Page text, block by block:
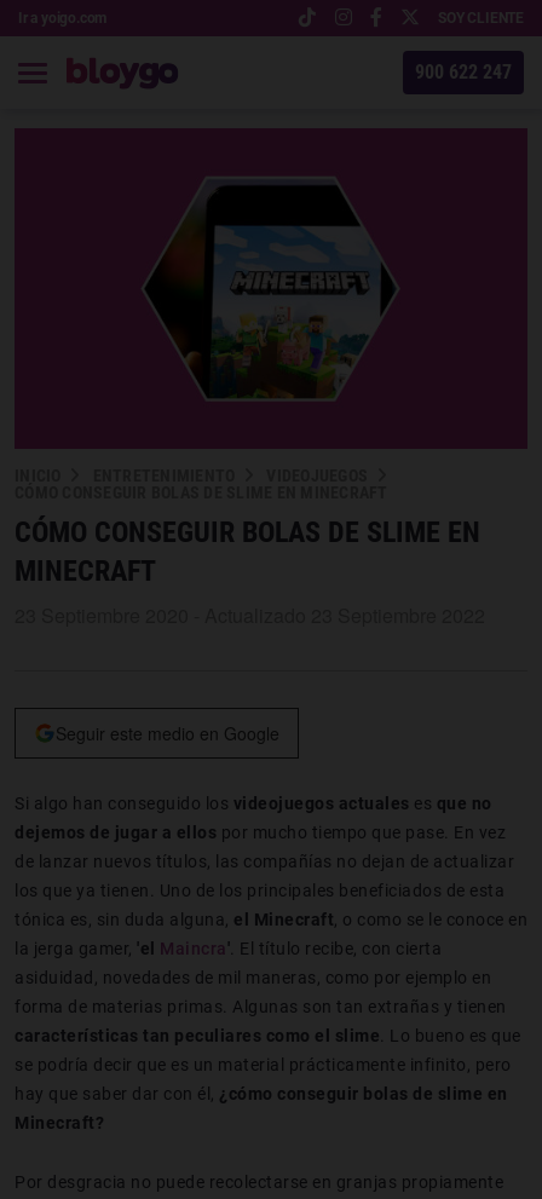
Ir a yoigo.com SOY CLIENTE
900 622 247
CÓMO CONSEGUIR BOLAS DE SLIME EN
MINECRAFT
Seguir este medio en Google
Si algo han conseguido los videojuegos actuales es que no
dejemos de jugar a ellos por mucho tiempo que pase. En vez
de lanzar nuevos títulos, las compañías no dejan de actualizar
los que ya tienen. Uno de los principales beneficiados de esta
tónica es, sin duda alguna, el Minecraft , o como se le conoce en
la jerga gamer, 'el Maincra ' . El título recibe, con cierta
asiduidad, novedades de mil maneras, como por ejemplo en
forma de materias primas. Algunas son tan extrañas y tienen
características tan peculiares como el slime . Lo bueno es que
se podría decir que es un material prácticamente infinito, pero
hay que saber dar con él, ¿cómo conseguir bolas de slime en
Minecraft?
Por desgracia no puede recolectarse en granjas propiamente